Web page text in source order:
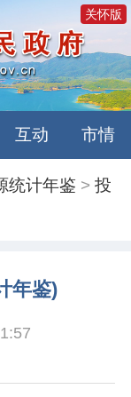
关怀版
互动 市情
统计年鉴 >投
年鉴)